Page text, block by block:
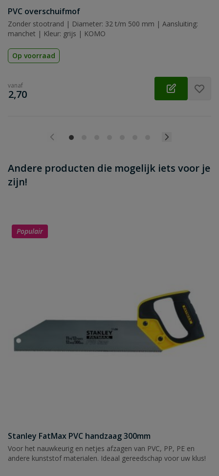
Beoordeling versturen
PVC overschuifmof
Zonder stootrand | Diameter: 32 t/m 500 mm | Aansluiting:
manchet | Kleur: grijs | KOMO
Op voorraad
vanaf
€
2,70
Andere producten die mogelijk iets voor je
zijn!
Populair
Stanley FatMax PVC handzaag 300mm
Voor het nauwkeurig en netjes afzagen van PVC, PP, PE en
andere kunststof materialen. Ideaal gereedschap voor uw klus!